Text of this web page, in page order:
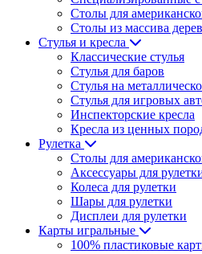
Столы для
Столы из массива
Стулья и кресла
Классические стулья
Стулья для баров
Стулья на
Стулья для игровых
Инспекторские кресла
Кресла из ценных
Рулетка
Столы для
Аксессуары для
Колеса для рулетки
Шары для рулетки
Дисплеи для рулетки
Карты игральные
100% пластиковые